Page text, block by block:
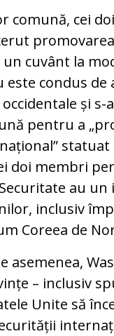
comună, cei
un cuvânt la
este condus de
și s-
pentru a
statuat
doi membri
au un
inclusiv
Coreea de
asemenea,
– inclusiv
Unite să